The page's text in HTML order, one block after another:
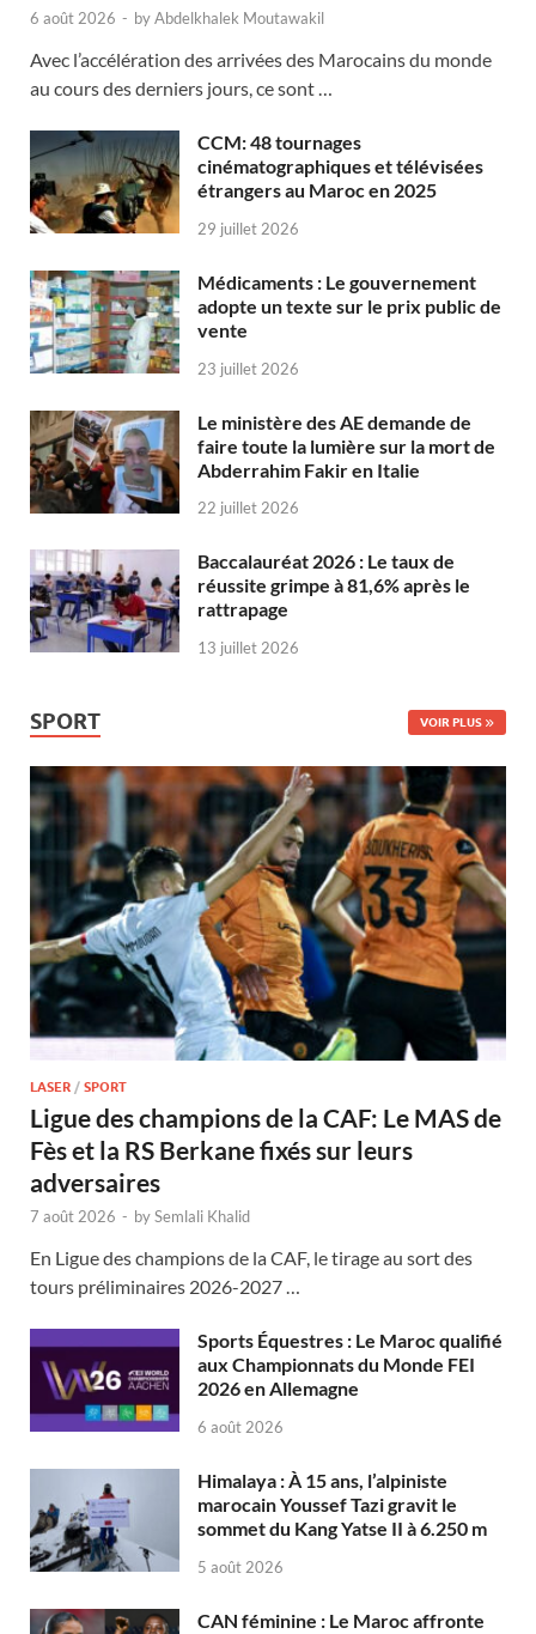
6 août 2026 - byAbdelkhalek Moutawakil
Avec l’accélération des arrivées des Marocains du monde
au cours des derniers jours, ce sont …
CCM: 48 tournages
cinématographiques et télévisées
étrangers au Maroc en 2025
29 juillet 2026
Médicaments : Le gouvernement
adopte un texte sur le prix public de
vente
23 juillet 2026
Le ministère des AE demande de
faire toute la lumière sur la mort de
Abderrahim Fakir en Italie
22 juillet 2026
Baccalauréat 2026 : Le taux de
réussite grimpe à 81,6% après le
rattrapage
13 juillet 2026
SPORT VOIR PLUS
LASER / SPORT
Ligue des champions de la CAF: Le MAS de
Fès et la RS Berkane fixés sur leurs
adversaires
7 août 2026 - bySemlali Khalid
En Ligue des champions de la CAF, le tirage au sort des
tours préliminaires 2026-2027 …
Sports Équestres : Le Maroc qualifié
aux Championnats du Monde FEI
2026 en Allemagne
6 août 2026
Himalaya : À 15 ans, l’alpiniste
marocain Youssef Tazi gravit le
sommet du Kang Yatse II à 6.250 m
5 août 2026
CAN féminine : Le Maroc affronte